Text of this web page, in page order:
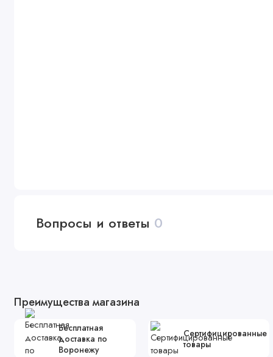
Вопросы и ответы 0
Преимущества магазина
Бесплатная
доставка по
Воронежу
Сертифицированные
товары